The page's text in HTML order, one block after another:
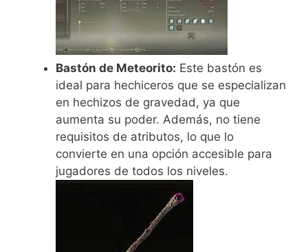
Bastón de Meteorito: Este bastón es
ideal para hechiceros que se especializan
en hechizos de gravedad, ya que
aumenta su poder. Además, no tiene
requisitos de atributos, lo que lo
convierte en una opción accesible para
jugadores de todos los niveles.